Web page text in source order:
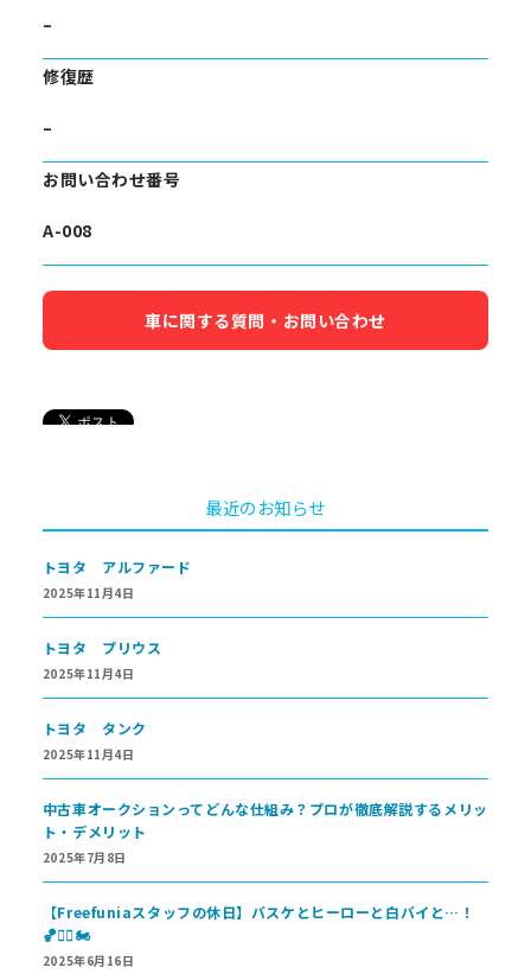
–
修復歴
–
お問い合わせ番号
A-008
車に関する質問・お問い合わせ
最近のお知らせ
トヨタ アルファード
2025年11月4日
トヨタ プリウス
2025年11月4日
トヨタ タンク
2025年11月4日
中古車オークションってどんな仕組み？プロが徹底解説するメリッ
ト・デメリット
2025年7月8日
【Freefuniaスタッフの休日】バスケとヒーローと白バイと…！
🏀🦸‍♂️🏍
2025年6月16日